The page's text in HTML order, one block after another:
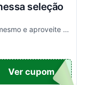
seleção
Pegue seu cupom de desconto agora mesmo e aproveite esta incrível oportunidade para economizar nas suas compras com este código!
X50
Ver cupom